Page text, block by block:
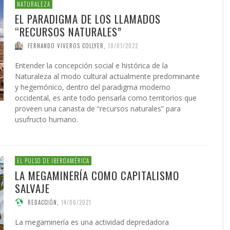
FERRARI, 28/07/2026
, 22/05/2026
NACIONAL PUERTO RICO Y
PARA EL FUTURO
DE PUERTO RICO (II)
ORTÍZ, 24/07/2026
COALICIÓN PARA EL FUTURO
POLÍTICO DE PUERTO RICO (I)
JAVIER AGUILERA FRAGOSO
ONG OTROMUNDOESPOSIBLE 23/
GLOBAL DEL
GARCÍA GUERRERO, 02/02/2026
CARLOS GARCÍA GUERRERO 10/
CARDOZO, 29/06/2026
LENIN CARDOZO
NATURALEZA
EL PARADIGMA DE LOS LLAMADOS
“RECURSOS NATURALES”
FERNANDO VIVEROS COLLYER 10/01/2022
Entender la concepción social e histórica de la
Naturaleza al modo cultural actualmente predominante
y hegemónico, dentro del paradigma moderno
occidental, es ante todo pensarla como territorios que
proveen una canasta de “recursos naturales” para
usufructo humano.
EL PULSO DE IBEROAMÉRICA
LA MEGAMINERÍA COMO CAPITALISMO
SALVAJE
REDACCIÓN 14/06/2021
La megaminería es una actividad depredadora